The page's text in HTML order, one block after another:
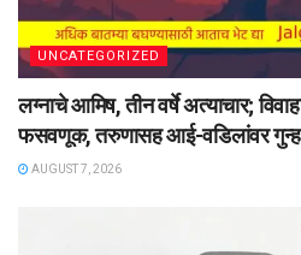
UNCATEGORIZED
लग्नाचे आमिष, तीन वर्षे अत्याचार;
फसवणूक, तरुणासह आई-वडिलांवर
AUGUST 7, 2026